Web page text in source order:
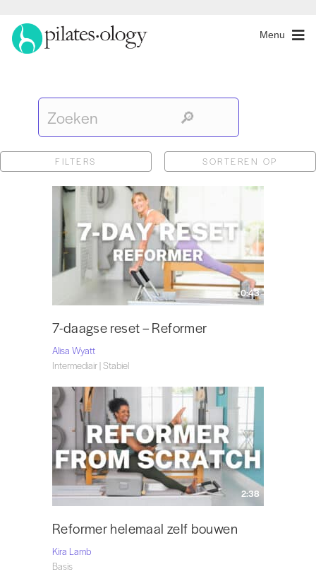
Menu
FILTERS SORTEREN OP
0:43
7-daagse reset – Reformer
Alisa Wyatt
Intermediair | Stabiel
2:38
Reformer helemaal zelf bouwen
Kira Lamb
Basis